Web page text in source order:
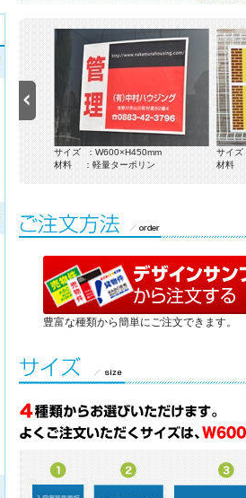
サイズ ：W600×H450mm
材料 ：軽量ターポリン
サイ
材料
豊富な種類から簡単にご注文できます。